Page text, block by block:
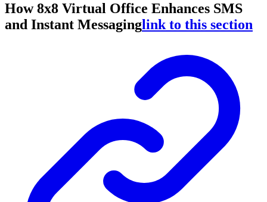
How 8x8 Virtual Office Enhances SMS
and Instant Messaginglink to this section